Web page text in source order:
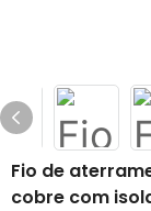
Fio de
cobre com